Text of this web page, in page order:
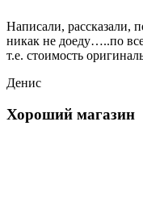
Написали, рассказали,
никак не доеду…..по
т.е. стоимость
Денис
Хороший магазин